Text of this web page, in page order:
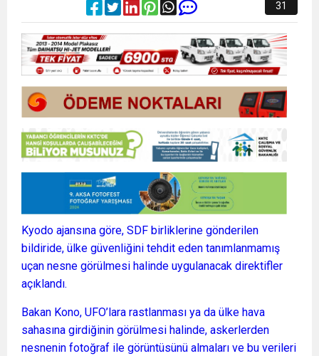
31
Kyodo ajansına göre, SDF birliklerine gönderilen
bildiride, ülke güvenliğini tehdit eden tanımlanmamış
uçan nesne görülmesi halinde uygulanacak direktifler
açıklandı.
Bakan Kono, UFO’lara rastlanması ya da ülke hava
sahasına girdiğinin görülmesi halinde, askerlerden
nesnenin fotoğraf ile görüntüsünü almaları ve bu verileri